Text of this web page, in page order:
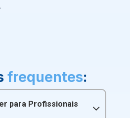
para Profissionais
frequentes: